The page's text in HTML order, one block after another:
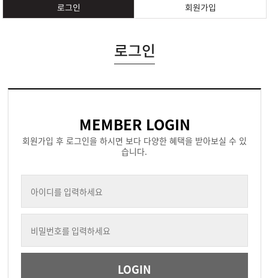
로그인 회원가입
로그인
MEMBER LOGIN
회원가입 후 로그인을 하시면 보다 다양한 혜택을 받아보실 수 있
습니다.